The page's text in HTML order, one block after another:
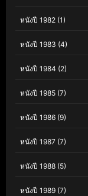
หนังปี 1982 (1)
หนังปี 1983 (4)
หนังปี 1984 (2)
หนังปี 1985 (7)
หนังปี 1986 (9)
หนังปี 1987 (7)
หนังปี 1988 (5)
หนังปี 1989 (7)